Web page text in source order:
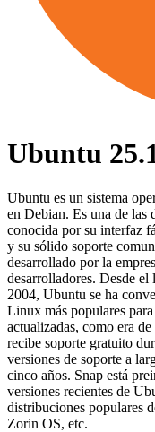
Ubuntu
Ubuntu es un sistema
en Debian. Es una de las
conocida por su interfaz
y su sólido soporte
desarrollado por la
desarrolladores. Desde
2004, Ubuntu se ha
Linux más populares
actualizadas, como era
recibe soporte gratuito
versiones de soporte a
cinco años. Snap está
versiones recientes de
distribuciones populares
Zorin OS, etc.